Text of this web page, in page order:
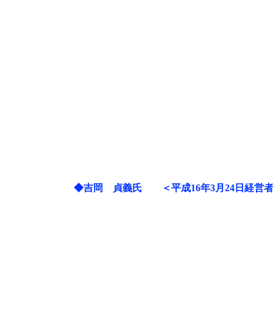
◆吉岡 貞義氏 ＜平成16年3月24日経営者